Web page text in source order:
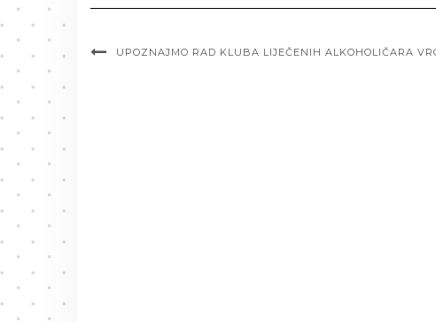
UPOZNAJMO RAD KLUBA LIJEČENIH ALKOHOLIČARA